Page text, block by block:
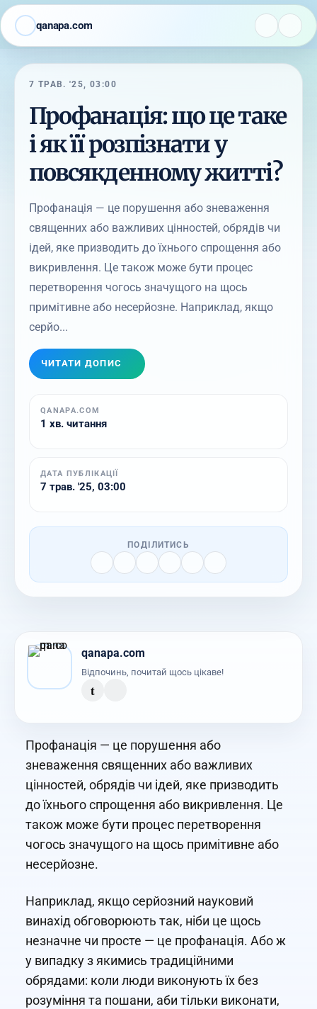
qanapa.com
7 ТРАВ. '25, 03:00
Профанація: що це таке
і як її розпізнати у
повсякденному житті?
Профанація — це порушення або зневаження
священних або важливих цінностей, обрядів чи
ідей, яке призводить до їхнього спрощення або
викривлення. Це також може бути процес
перетворення чогось значущого на щось
примітивне або несерйозне. Наприклад, якщо
серйо...
ЧИТАТИ ДОПИС
QANAPA.COM
1 хв. читання
ДАТА ПУБЛІКАЦІЇ
7 трав. '25, 03:00
ПОДІЛИТИСЬ
qanapa.com
Відпочинь, почитай щось цікаве!
t
Профанація — це порушення або
зневаження священних або важливих
цінностей, обрядів чи ідей, яке призводить
до їхнього спрощення або викривлення. Це
також може бути процес перетворення
чогось значущого на щось примітивне або
несерйозне.
Наприклад, якщо серйозний науковий
винахід обговорюють так, ніби це щось
незначне чи просте — це профанація. Або ж
у випадку з якимись традиційними
обрядами: коли люди виконують їх без
розуміння та пошани, аби тільки виконати,